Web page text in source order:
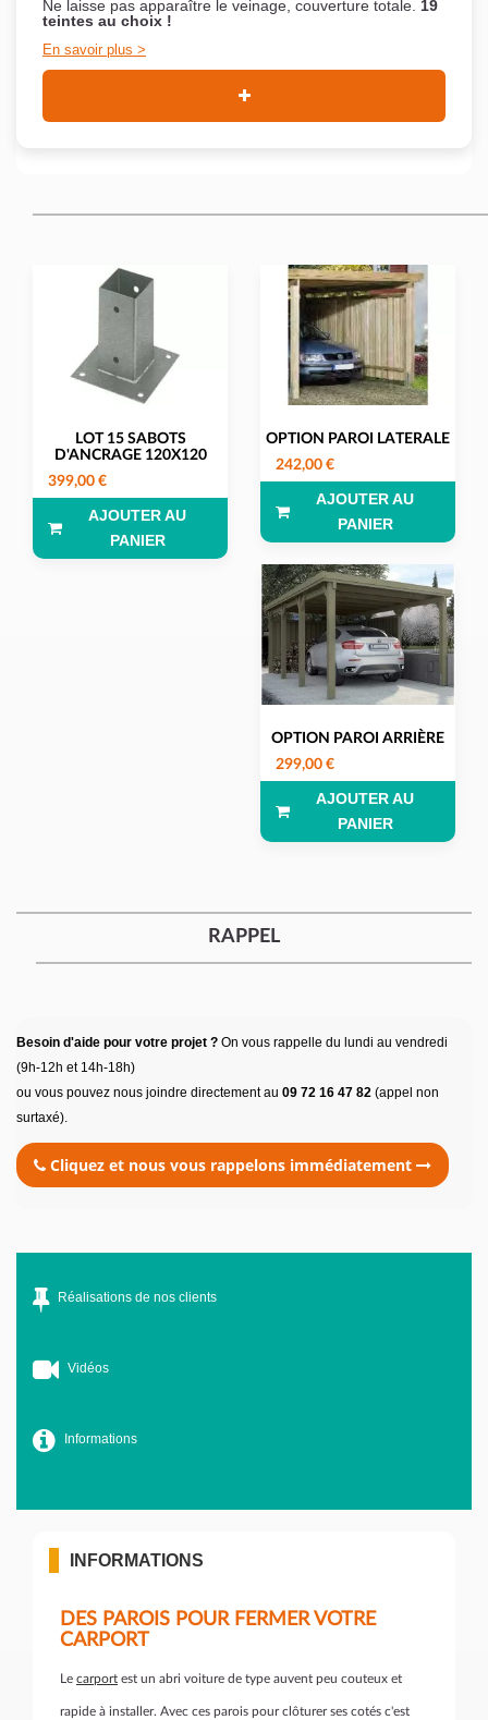
Ne laisse pas apparaître le veinage, couverture totale. 19
teintes au choix !
En savoir plus
LOT 15 SABOTS
D'ANCRAGE 120X120
399,00 €
AJOUTER AU
PANIER
OPTION PAROI LATERALE
242,00 €
AJOUTER AU
PANIER
OPTION PAROI ARRIÈRE
299,00 €
AJOUTER AU
PANIER
RAPPEL
Besoin d'aide pour votre projet ? On vous rappelle du lundi au vendredi
(9h-12h et 14h-18h)
ou vous pouvez nous joindre directement au 09 72 16 47 82 (appel non
surtaxé).
Cliquez et nous vous rappelons immédiatement
Réalisations de nos clients
Vidéos
Informations
INFORMATIONS
DES PAROIS POUR FERMER VOTRE
CARPORT
Le carport est un abri voiture de type auvent peu couteux et
rapide à installer. Avec ces parois pour clôturer ses cotés c'est